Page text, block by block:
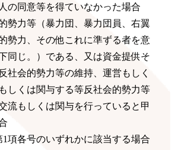
の同意等を得ていなかった場合
勢力等（暴力団、暴力団員、右翼
勢力、その他これに準ずる者を意
同じ。）である、又は資金提供そ
社会的勢力等の維持、運営もしく
しくは関与する等反社会的勢力等
流もしくは関与を行っていると甲
1項各号のいずれかに該当する場合